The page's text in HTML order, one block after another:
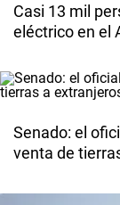
Casi 13 mil
eléctrico en el
Senado: el
venta de